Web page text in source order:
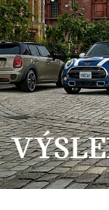
Prejsť na hlavný